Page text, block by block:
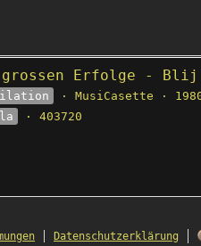
grossen Erfolge -
· MusiCasette ·
· 403720
Datenschutzerklärung